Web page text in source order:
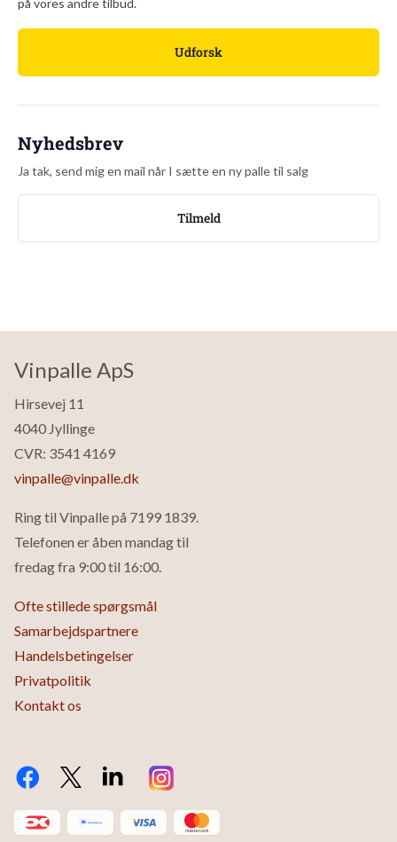
Udforsk
Nyhedsbrev
Ja tak, send mig en mail når I sætte en ny palle til salg
Tilmeld
Vinpalle ApS
Hirsevej 11
4040 Jyllinge
CVR: 3541 4169
vinpalle@vinpalle.dk
Ring til Vinpalle på 7199 1839
Telefonen er åben mandag til
fredag fra 9:00 til 16:00.
Ofte stillede spørgsmål
Samarbejdspartnere
Handelsbetingelser
Privatpolitik
Kontakt os
FacebookTwitter X.com
LinkedInInstagram